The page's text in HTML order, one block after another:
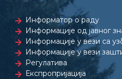
Информатор о раду
Информације од јавног
Информације у вези са
Информације у вези
Регулатива
Експропријација